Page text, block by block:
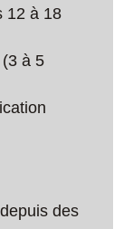
12 à 18
à 5
des